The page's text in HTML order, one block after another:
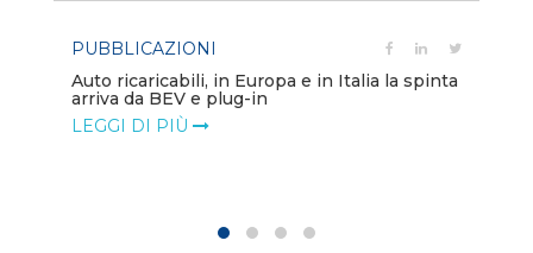
PUBBLICAZIONI
Auto ricaricabili, in Europa e in Italia la spinta
arriva da BEV e plug-in
LEGGI DI PIÙ